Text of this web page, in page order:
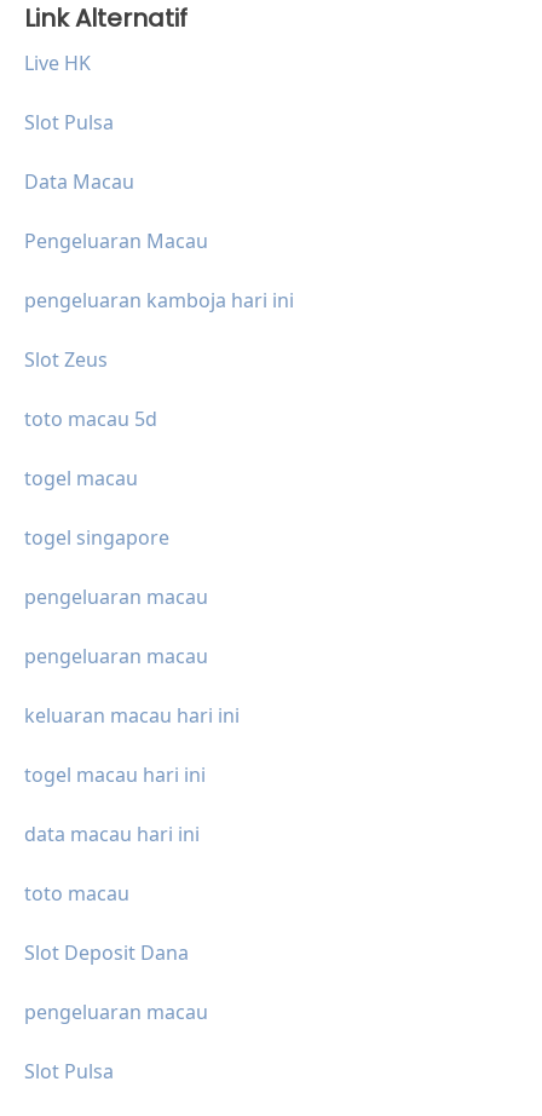
Link Alternatif
Live HK
Slot Pulsa
Data Macau
Pengeluaran Macau
pengeluaran kamboja hari ini
Slot Zeus
toto macau 5d
togel macau
togel singapore
pengeluaran macau
pengeluaran macau
keluaran macau hari ini
togel macau hari ini
data macau hari ini
toto macau
Slot Deposit Dana
pengeluaran macau
Slot Pulsa